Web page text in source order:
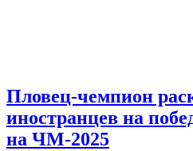
Пловец-чемпион
иностранцев на
на ЧМ-2025